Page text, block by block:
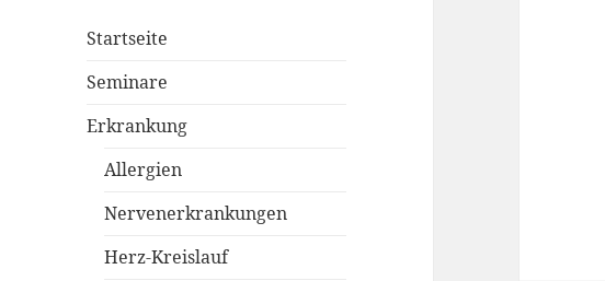
Startseite
Seminare
Erkrankung
Allergien
Nervenerkrankungen
Herz-Kreislauf